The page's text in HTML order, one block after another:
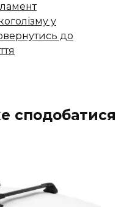
у
до
сподобатися